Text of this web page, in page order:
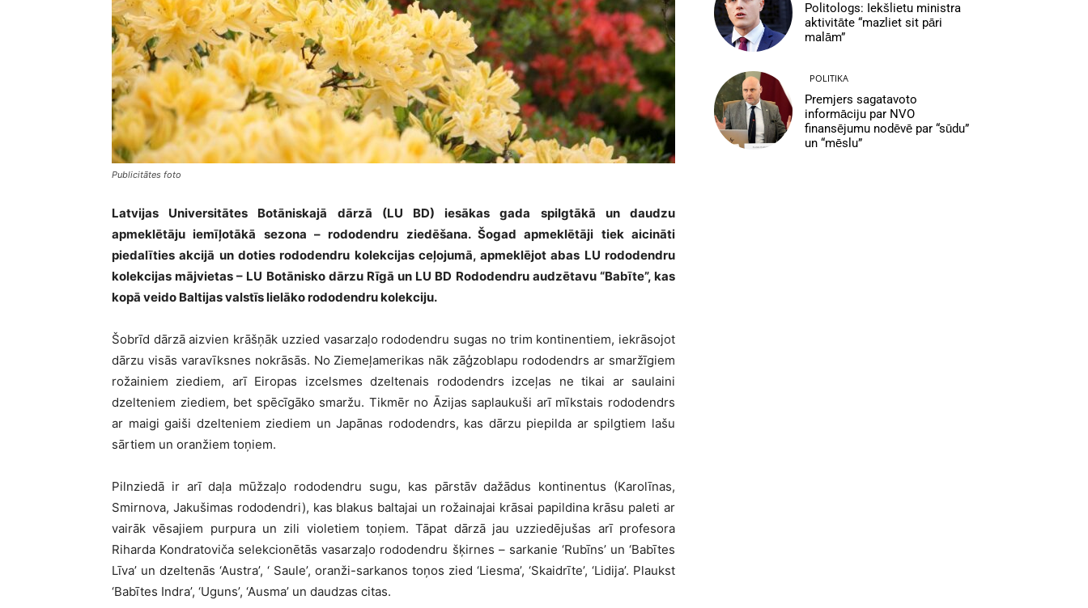
Publicitātes foto
Latvijas Universitātes Botāniskajā dārzā (LU BD) iesākas gada spilgtākā un daudzu
apmeklētāju iemīļotākā sezona – rododendru ziedēšana. Šogad apmeklētāji tiek aicināti
piedalīties akcijā un doties rododendru kolekcijas ceļojumā, apmeklējot abas LU rododendru
kolekcijas mājvietas – LU Botānisko dārzu Rīgā un LU BD Rododendru audzētavu “Babīte”, kas
kopā veido Baltijas valstīs lielāko rododendru kolekciju.
Šobrīd dārzā aizvien krāšņāk uzzied vasarzaļo rododendru sugas no trim kontinentiem, iekrāsojot
dārzu visās varavīksnes nokrāsās. No Ziemeļamerikas nāk zāģzoblapu rododendrs ar smaržīgiem
rožainiem ziediem, arī Eiropas izcelsmes dzeltenais rododendrs izceļas ne tikai ar saulaini
dzelteniem ziediem, bet spēcīgāko smaržu. Tikmēr no Āzijas saplaukuši arī mīkstais rododendrs
ar maigi gaiši dzelteniem ziediem un Japānas rododendrs, kas dārzu piepilda ar spilgtiem lašu
sārtiem un oranžiem toņiem.
Pilnziedā ir arī daļa mūžzaļo rododendru sugu, kas pārstāv dažādus kontinentus (Karolīnas,
Smirnova, Jakušimas rododendri), kas blakus baltajai un rožainajai krāsai papildina krāsu paleti ar
vairāk vēsajiem purpura un zili violetiem toņiem. Tāpat dārzā jau uzziedējušas arī profesora
Riharda Kondratoviča selekcionētās vasarzaļo rododendru šķirnes – sarkanie ‘Rubīns’ un ‘Babītes
Līva’ un dzeltenās ‘Austra’, ‘ Saule’, oranži-sarkanos toņos zied ‘Liesma’, ‘Skaidrīte’, ‘Lidija’. Plaukst
‘Babītes Indra’, ‘Uguns’, ‘Ausma’ un daudzas citas.
Politologs: Iekšlietu ministra
aktivitāte “mazliet sit pāri
malām”
POLITIKA
Premjers sagatavoto
informāciju par NVO
finansējumu nodēvē par “sūdu”
un “mēslu”